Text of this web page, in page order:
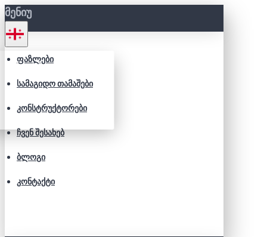
ᲛᲔᲜᲘᲣ
ᲤᲐᲖᲚᲔᲑᲘ
ᲡᲐᲛᲐᲒᲘᲓᲝ ᲗᲐᲛᲐᲨᲔᲑᲘ
ᲙᲝᲜᲡᲢᲠᲣᲥᲢᲝᲠᲔᲑᲘ
ᲩᲕᲔᲜ ᲨᲔᲡᲐᲮᲔᲑ
ᲑᲚᲝᲒᲘ
ᲙᲝᲜᲢᲐᲥᲢᲘ